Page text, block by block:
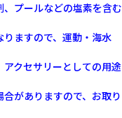
プールなどの塩素を含む
ますので、運動・海水
クセサリーとしての用途
がありますので、お取り